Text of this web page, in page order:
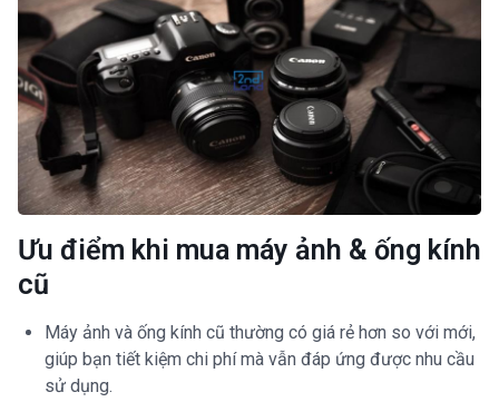
Ưu điểm khi mua máy ảnh & ống kính
cũ
Máy ảnh và ống kính cũ thường có giá rẻ hơn so với mới,
giúp bạn tiết kiệm chi phí mà vẫn đáp ứng được nhu cầu
sử dụng.